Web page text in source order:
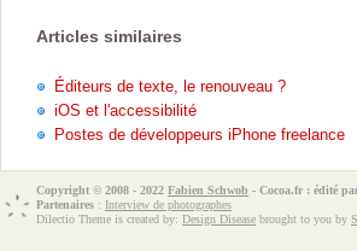
Articles similaires
Éditeurs de texte, le renouveau ?
iOS et l'accessibilité
Postes de développeurs iPhone freelance
Copyright © 2008 - 2022 Fabien Schwob - Cocoa.fr : édité
Partenaires : Interview de photographes
Dilectio Theme is created by: Design Disease brought to you by